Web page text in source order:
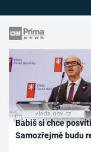
Babiš si chce
Samozřejmě budu